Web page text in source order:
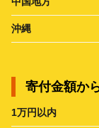
沖縄
寄付金額か
1万円以内